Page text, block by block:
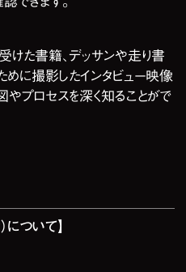
けた書籍、デッサンや走り書
めに撮影したインタビュー映像
プロセスを深く知ることがで
について】